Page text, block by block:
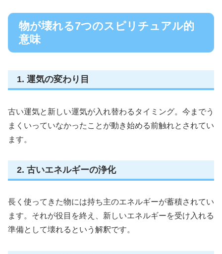
物が壊れる7つのスピリチュアル的
意味
1. 運気の変わり目
古い運気と新しい運気が入れ替わるタイミング。今までう
まくいっていなかったことが動き始める前触れとされてい
ます。
2. 古いエネルギーの浄化
長く使ってきた物には持ち主のエネルギーが蓄積されてい
ます。それが役目を終え、新しいエネルギーを受け入れる
準備として壊れるという解釈です。